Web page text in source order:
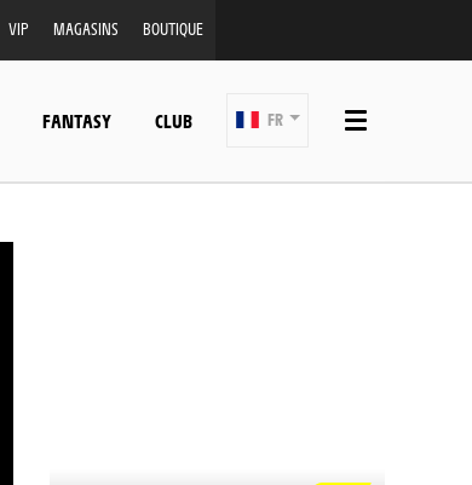
VIP MAGASINS BOUTIQUE
FANTASY CLUB FR